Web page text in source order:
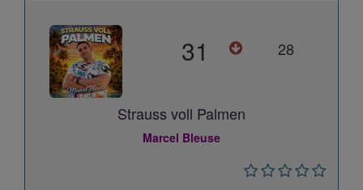
31 28
Strauss voll Palmen
Marcel Bleuse